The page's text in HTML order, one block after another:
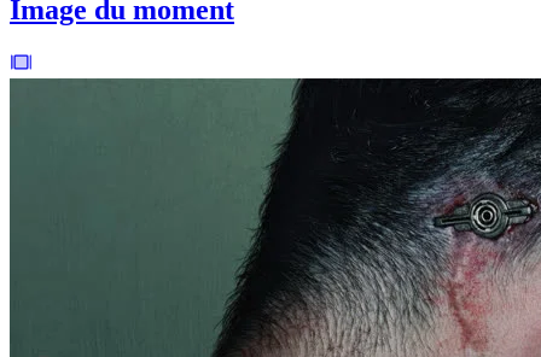
Image du moment